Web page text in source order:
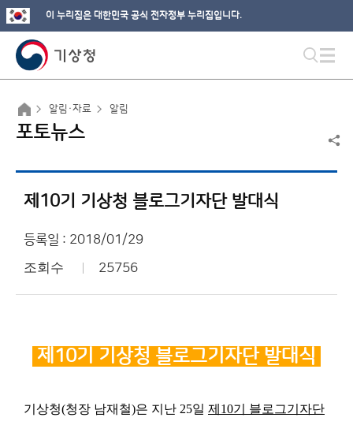
이 누리집은 대한민국 공식 전자정부 누리집입니다.
알림·자료 알림
포토뉴스
제10기 기상청 블로그기자단 발대식
등록일 : 2018/01/29
조회수 25756
제10기 기상청 블로그기자단 발대식
기상청(청장 남재철)은 지난 25일 제 10기 블로그기자단